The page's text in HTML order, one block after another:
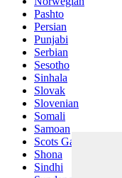
Pashto
Persian
Punjabi
Serbian
Sesotho
Sinhala
Slovak
Slovenian
Somali
Samoan
Scots Gaelic
Shona
Sindhi